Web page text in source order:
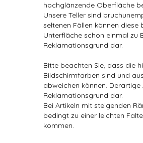
hochglänzende Oberfläche
Unsere Teller sind
seltenen Fällen können diese
Unterfläche schon einmal zu
Reklamationsgrund dar.
Bitte beachten Sie, dass die
Bildschirmfarben sind und
abweichen können.
Reklamationsgrund dar.
Bei Artikeln mit steigenden
bedingt zu einer leichten
kommen.